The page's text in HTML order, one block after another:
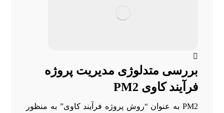
بررسی متدلوژی مدیریت پروژه
فرآیند کاوی PM2
PM2 به عنوان “روش پروژه فرآیند کاوی” به منظور